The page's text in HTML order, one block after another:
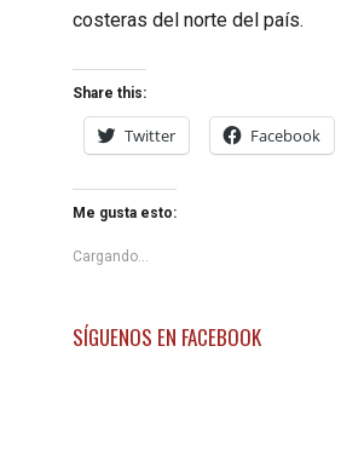
costeras del norte del país.
Share this:
Twitter Facebook
Me gusta esto:
Cargando...
SÍGUENOS EN FACEBOOK